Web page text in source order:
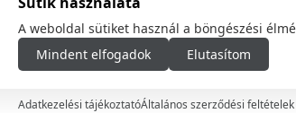
A weboldal sütiket használ a böngészési
Mindent elfogadok
Elutasítom
Adatkezelési tájékoztatóÁltalános szerződési feltételek